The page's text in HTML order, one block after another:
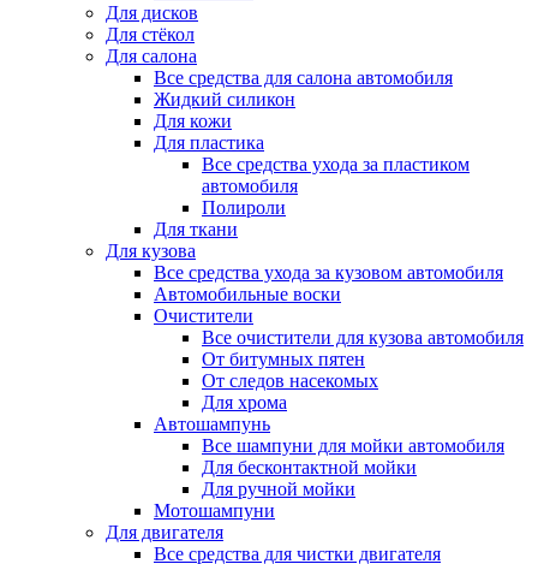
Для дисков
Для стёкол
Для салона
Все средства для салона автомобиля
Жидкий силикон
Для кожи
Для пластика
Все средства ухода за пластиком
автомобиля
Полироли
Для ткани
Для кузова
Все средства ухода за кузовом автомобиля
Автомобильные воски
Очистители
Все очистители для кузова автомобиля
От битумных пятен
От следов насекомых
Для хрома
Автошампунь
Все шампуни для мойки автомобиля
Для бесконтактной мойки
Для ручной мойки
Мотошампуни
Для двигателя
Все средства для чистки двигателя